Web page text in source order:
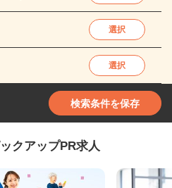
選択
選択
検索条件を保存
クアップPR求人